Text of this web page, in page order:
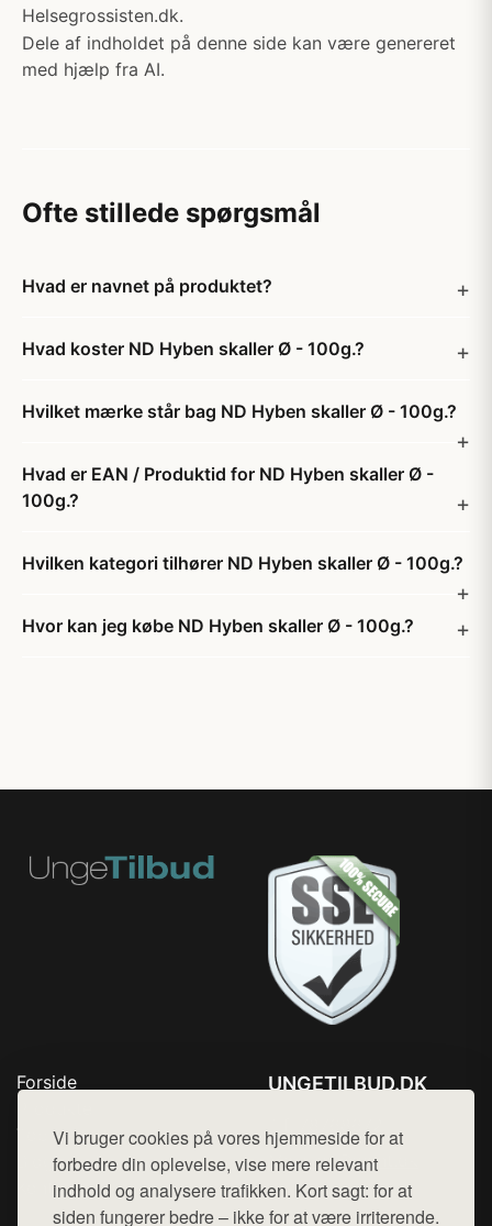
Vi bruger cookies på vores hjemmeside for at
forbedre din oplevelse, vise mere relevant
indhold og analysere trafikken. Kort sagt: for at
siden fungerer bedre – ikke for at være irriterende.
Helsegrossisten.dk.
Dele af indholdet på denne side kan være genereret
med hjælp fra AI.
Ofte stillede spørgsmål
Hvad er navnet på produktet?
Hvad koster ND Hyben skaller Ø - 100g.?
Hvilket mærke står bag ND Hyben skaller Ø - 100g.?
Hvad er EAN / Produktid for ND Hyben skaller Ø -
100g.?
Hvilken kategori tilhører ND Hyben skaller Ø - 100g.?
Hvor kan jeg købe ND Hyben skaller Ø - 100g.?
Forside
Top Rabatter
Blog
Kontakt
UNGETILBUD.DK
Mail: hej@want.dk
Cookie- og privatlivspolitik